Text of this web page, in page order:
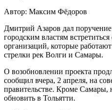
Автор: Максим Фёдоров
Дмитрий Азаров дал
городским властям
организаций, которые
стрелки рек Волги и Самары.
О возобновлении проекта
сообщил вчера, 2 апреля, на
правительстве. Кроме
обновить в Тольятти.